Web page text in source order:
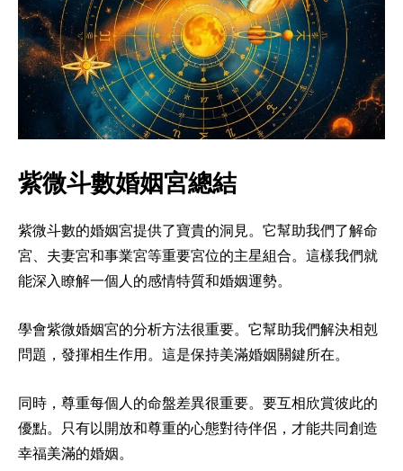
紫微斗數婚姻宮總結
紫微斗數的婚姻宮提供了寶貴的洞見。它幫助我們了解命
宮、夫妻宮和事業宮等重要宮位的主星組合。這樣我們就
能深入瞭解一個人的感情特質和婚姻運勢。
學會紫微婚姻宮的分析方法很重要。它幫助我們解決相剋
問題，發揮相生作用。這是保持美滿婚姻關鍵所在。
同時，尊重每個人的命盤差異很重要。要互相欣賞彼此的
優點。只有以開放和尊重的心態對待伴侶，才能共同創造
幸福美滿的婚姻。